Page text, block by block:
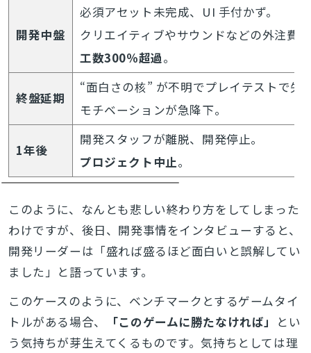
開発中盤
必須アセット未完成、UI 手付かず。
クリエイティブやサウンドなどの外注費
工数300％超過。
終盤延期
“面白さの核” が不明でプレイテストで失
モチベーションが急降下。
1年後
開発スタッフが離脱、開発停止。
プロジェクト中止。
このように、なんとも悲しい終わり方をしてしまった
わけですが、後日、開発事情をインタビューすると、
開発リーダーは「盛れば盛るほど面白いと誤解してい
ました」と語っています。
このケースのように、ベンチマークとするゲームタイ
トルがある場合、
「このゲームに勝たなければ」
とい
う気持ちが芽生えてくるものです。気持ちとしては理